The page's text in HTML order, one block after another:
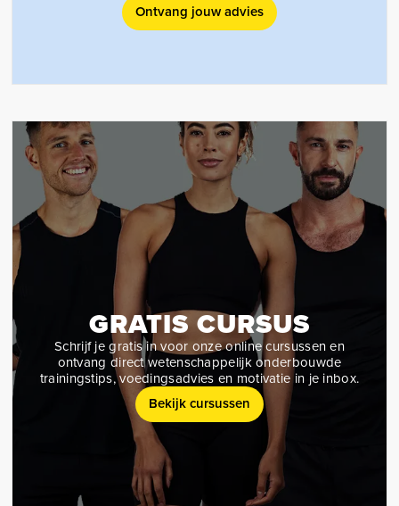
Ontvang jouw advies
GRATIS CURSUS
Schrijf je gratis in voor onze online cursussen en
ontvang direct wetenschappelijk onderbouwde
trainingstips, voedingsadvies en motivatie in je inbox.
Bekijk cursussen